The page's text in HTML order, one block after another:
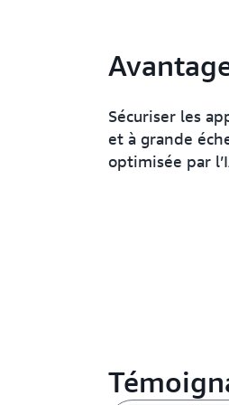
Sécuriser les
et à grande
optimisée par